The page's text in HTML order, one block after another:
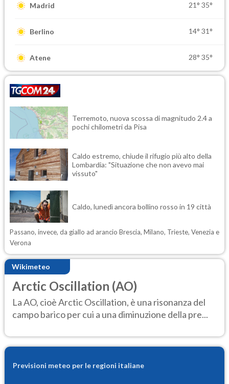
Madrid 21° 35°
Berlino 14° 31°
Atene 28° 35°
Terremoto, nuova scossa di magnitudo 2.4 a
pochi chilometri da Pisa
Caldo estremo, chiude il rifugio più alto della
Lombardia: "Situazione che non avevo mai
vissuto"
Caldo, lunedì ancora bollino rosso in 19 città
Passano, invece, da giallo ad arancio Brescia, Milano, Trieste, Venezia e
Verona
Wikimeteo
Arctic Oscillation (AO)
La AO, cioè Arctic Oscillation, è una risonanza del
campo barico per cui a una diminuzione della pre...
Previsioni meteo per le regioni italiane